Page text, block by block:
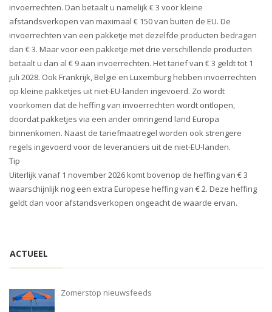
i
o
n
invoerrechten. Dan betaalt u namelijk € 3 voor kleine
afstandsverkopen van maximaal € 150 van buiten de EU. De
invoerrechten van een pakketje met dezelfde producten bedragen
dan € 3. Maar voor een pakketje met drie verschillende producten
betaalt u dan al € 9 aan invoerrechten. Het tarief van € 3 geldt tot 1
juli 2028. Ook Frankrijk, België en Luxemburg hebben invoerrechten
op kleine pakketjes uit niet-EU-landen ingevoerd. Zo wordt
voorkomen dat de heffing van invoerrechten wordt ontlopen,
doordat pakketjes via een ander omringend land Europa
binnenkomen. Naast de tariefmaatregel worden ook strengere
regels ingevoerd voor de leveranciers uit de niet-EU-landen.
Tip
Uiterlijk vanaf 1 november 2026 komt bovenop de heffing van € 3
waarschijnlijk nog een extra Europese heffing van € 2. Deze heffing
geldt dan voor afstandsverkopen ongeacht de waarde ervan.
ACTUEEL
Zomerstop nieuwsfeeds